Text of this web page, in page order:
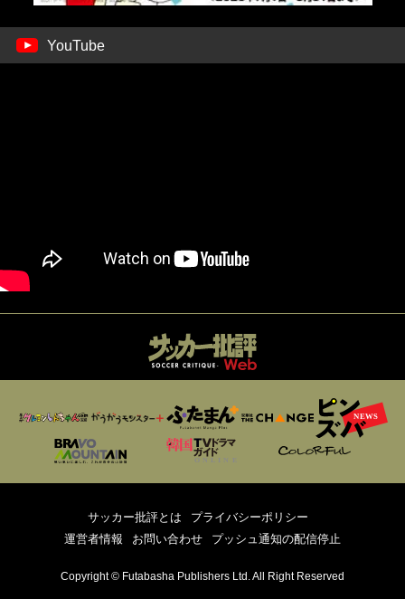
YouTube
サッカー批評とは
プライバシーポリシー
運営者情報
お問い合わせ プッシュ通知の配信停止
Copyright © Futabasha Publishers Ltd. All Right Reserved